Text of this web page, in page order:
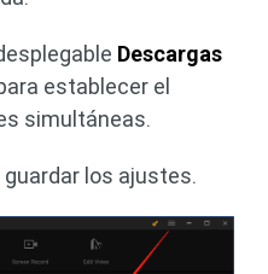
Descargas
establecer el
simultáneas.
guardar los ajustes.